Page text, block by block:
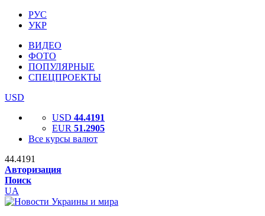
РУС
УКР
ВИДЕО
ФОТО
ПОПУЛЯРНЫЕ
СПЕЦПРОЕКТЫ
USD
USD 44.4191
EUR 51.2905
Все курсы валют
44.4191
Авторизация
Поиск
UA